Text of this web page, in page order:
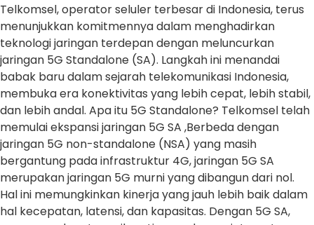
Telkomsel, operator seluler terbesar di Indonesia, terus
menunjukkan komitmennya dalam menghadirkan
teknologi jaringan terdepan dengan meluncurkan
jaringan 5G Standalone (SA). Langkah ini menandai
babak baru dalam sejarah telekomunikasi Indonesia,
membuka era konektivitas yang lebih cepat, lebih stabil,
dan lebih andal. Apa itu 5G Standalone? Telkomsel telah
memulai ekspansi jaringan 5G SA ,Berbeda dengan
jaringan 5G non-standalone (NSA) yang masih
bergantung pada infrastruktur 4G, jaringan 5G SA
merupakan jaringan 5G murni yang dibangun dari nol.
Hal ini memungkinkan kinerja yang jauh lebih baik dalam
hal kecepatan, latensi, dan kapasitas. Dengan 5G SA,